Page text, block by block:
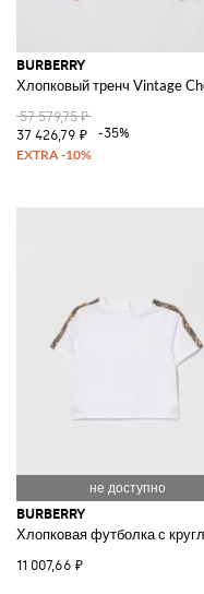
BURBERRY
Хлопковый тренч Vintage
57 579,75 ₽
37 426,79 ₽
-35%
BURBERRY
Хлопковая футболка с
11 007,66 ₽